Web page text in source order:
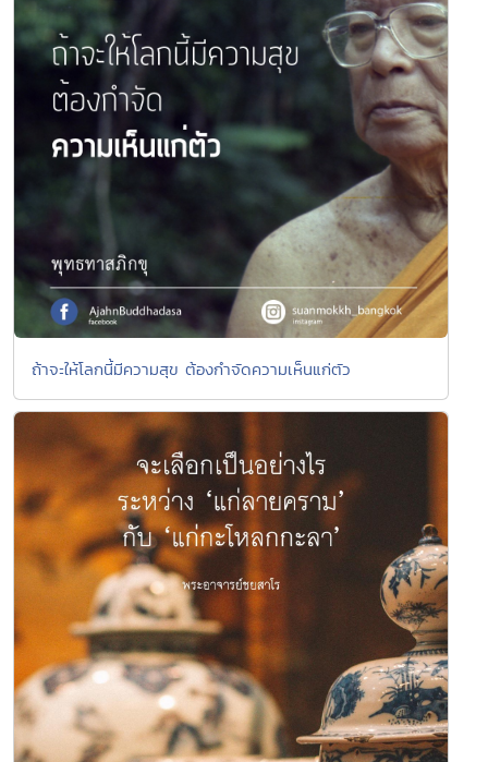
ถ้าจะให้โลกนี้มีความสุข ต้องกำจัดความเห็นแก่ตัว